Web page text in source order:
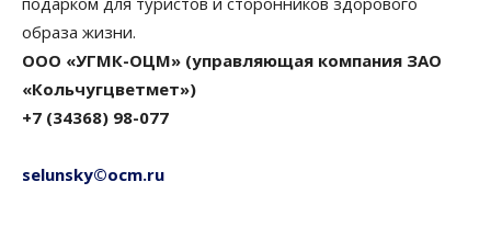
образа жизни.
ООО «УГМК-ОЦМ» (управляющая компания ЗАО
«Кольчугцветмет»)
+7 (34368) 98-077
selunsky©ocm.ru